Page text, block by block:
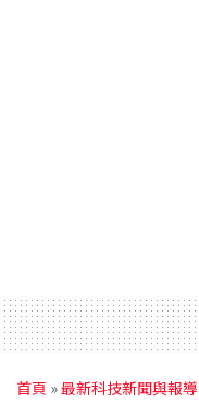
首頁 »最新科技新聞與報導